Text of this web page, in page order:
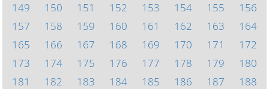
149
150 151 152 153 154 155
156
157
158 159 160 161 162 163
164
165
166 167 168 169 170 171
172
173
174 175 176 177 178 179
180
181
182 183 184 185 186 187
188